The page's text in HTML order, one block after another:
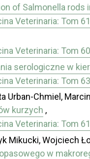
of Salmonella
Veterinaria: Tom
Veterinaria: Tom
serologiczne w
Veterinaria: Tom
Urban-Chmiel,
kurzych ,
Veterinaria: Tom
Mikucki, Wojciech
w